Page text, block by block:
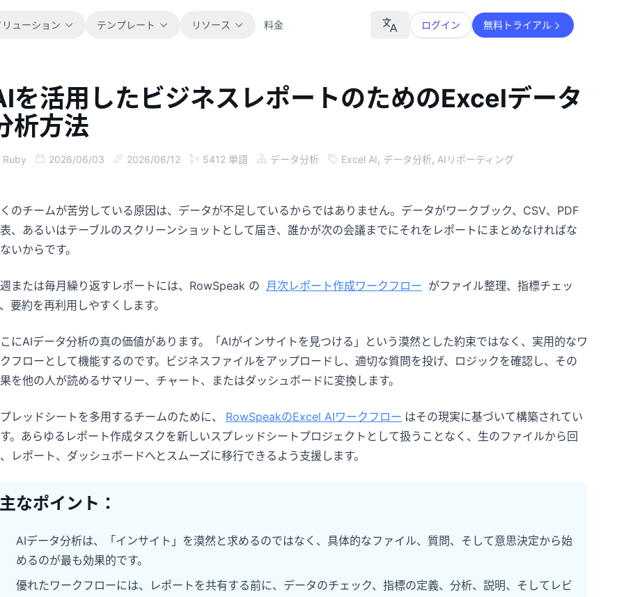
リューション テンプレート
すべて
すぐに使えるスプレッドシートテンプレー
トをすべて閲覧できます。
操作
業務フロー、引き継ぎ、計画、実行を管理
販売
立ちます。
プロジェクト
を管理します。
アナリティクス
リソース
ブログ
ガイド
ドキュメント
プロンプトライブラリ
ンプト集です。
コミュニティ
学べます。
クイックスタート
料金 ログイン 無料トライアル
を活用したビジネスレポートのためのExcelデータ
析方法
Ruby 2026/06/03 2026/06/12 5412 単語 データ分析 Excel AI, データ分析, AIリポーティング
のチームが苦労している原因は、データが不足しているからではありません。データがワークブック、CSV、PDF
、あるいはテーブルのスクリーンショットとして届き、誰かが次の会議までにそれをレポートにまとめなければな
いからです。
または毎月繰り返すレポートには、RowSpeak の 月次レポート作成ワークフロー がファイル整理、指標チェッ
要約を再利用しやすくします。
にAIデータ分析の真の価値があります。「AIがインサイトを見つける」という漠然とした約束ではなく、実用的なワ
フローとして機能するのです。ビジネスファイルをアップロードし、適切な質問を投げ、ロジックを確認し、その
を他の人が読めるサマリー、チャート、またはダッシュボードに変換します。
レッドシートを多用するチームのために、 RowSpeakのExcel AIワークフロー はその現実に基づいて構築されてい
。あらゆるレポート作成タスクを新しいスプレッドシートプロジェクトとして扱うことなく、生のファイルから回
レポート、ダッシュボードへとスムーズに移行できるよう支援します。
主なポイント：
AIデータ分析は、「インサイト」を漠然と求めるのではなく、具体的なファイル、質問、そして意思決定から始
めるのが最も効果的です。
優れたワークフローには、レポートを共有する前に、データのチェック、指標の定義、分析、説明、そしてレビ